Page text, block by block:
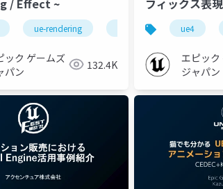
ue-rendering unreal fest 2023 tokyo
optimize unreal fest 2023 tokyo
ue-rendering ue-effect ue-console
ック ゲームズ
パン
132.4K
ーマンスの工
WEST ’22】
ue4
エピック
ジャパン